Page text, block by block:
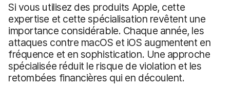
Si vous utilisez des produits Apple, cette
expertise et cette spécialisation revêtent une
importance considérable. Chaque année, les
attaques contre macOS et iOS augmentent en
fréquence et en sophistication. Une approche
spécialisée réduit le risque de violation et les
retombées financières qui en découlent.